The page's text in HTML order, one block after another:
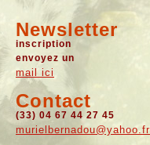
Newsletter
inscription
envoyez un
mail ici
Contact
(33) 04 67 44 27 45
murielbernadou@yahoo.fr